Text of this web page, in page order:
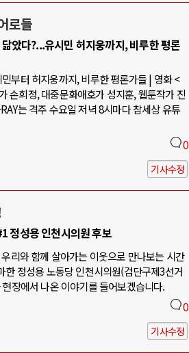
로들
았다?...유시민 허지웅까지, 비루한 평론
부터 허지웅까지, 비루한 평론가들 | 영화 <
손희정, 대중문화애호가 성지훈, 웹툰작가 진
는 격주 수요일 저녁 8시마다 참세상 유튜
0
기사수정
정성용 인천시의원 후보
리와 함께 살아가는 이웃으로 만나보는 시간
한 정성용 노동당 인천시의원(검단구제3선거
장에서 나온 이야기를 들어보겠습니다.
0
기사수정